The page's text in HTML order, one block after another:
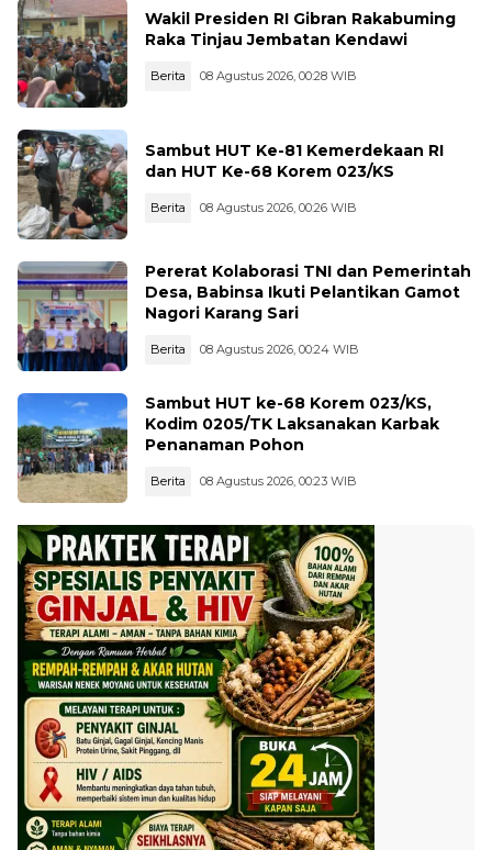
Wakil Presiden RI Gibran Rakabuming
Raka Tinjau Jembatan Kendawi
Berita 08 Agustus 2026, 00:28 WIB
Sambut HUT Ke-81 Kemerdekaan RI
dan HUT Ke-68 Korem 023/KS
Berita 08 Agustus 2026, 00:26 WIB
Pererat Kolaborasi TNI dan Pemerintah
Desa, Babinsa Ikuti Pelantikan Gamot
Nagori Karang Sari
Berita 08 Agustus 2026, 00:24 WIB
Sambut HUT ke-68 Korem 023/KS,
Kodim 0205/TK Laksanakan Karbak
Penanaman Pohon
Berita 08 Agustus 2026, 00:23 WIB